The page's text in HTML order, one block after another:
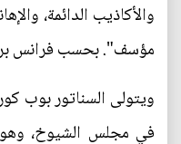
والأكاذيب الدائمة،
مؤسف". بحسب فرانس
ويتولى السناتور بوب